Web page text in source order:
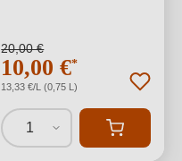
20,00 €
10,00 €*
13,33 €/L (0,75 L)
1